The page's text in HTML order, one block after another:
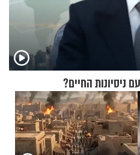
ניסיונות החיים?